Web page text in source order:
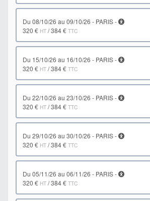
du 08/10/26 au 09/10/26 - PARIS -
320 € HT /384 € TTC
du 15/10/26 au 16/10/26 - PARIS -
320 € HT /384 € TTC
du 22/10/26 au 23/10/26 - PARIS -
320 € HT /384 € TTC
du 29/10/26 au 30/10/26 - PARIS -
320 € HT /384 € TTC
du 05/11/26 au 06/11/26 - PARIS -
320 € HT /384 € TTC